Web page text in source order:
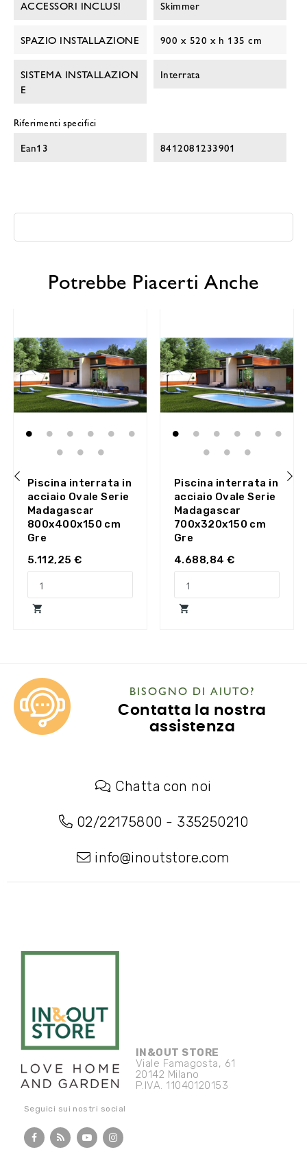
ACCESSORI INCLUSI Skimmer
SPAZIO INSTALLAZIONE 900 x 520 x h 135 cm
SISTEMA INSTALLAZION
E
Interrata
Riferimenti specifici
Ean13 8412081233901
Potrebbe Piacerti Anche
Piscina interrata in
acciaio Ovale Serie
Madagascar
800x400x150 cm
Gre
5.112,25 €

Piscina interrata in
acciaio Ovale Serie
Madagascar
700x320x150 cm
Gre
4.688,84 €

BISOGNO DI AIUTO?
Contatta la nostra
assistenza
Chatta con noi
02/22175800 - 335250210
info@inoutstore.com
IN&OUT STORE
Viale Famagosta, 61
20142 Milano
P.IVA. 11040120153
Seguici sui nostri social